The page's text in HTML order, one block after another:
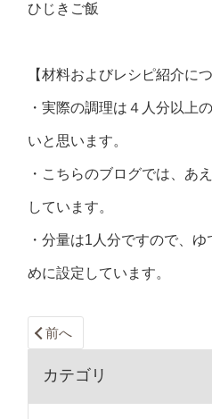
ひじきご飯
【材料およびレシピ紹介につ
・実際の調理は４人分以上
いと思います。
・こちらのブログでは、あ
しています。
・分量は1人分ですので、
めに設定しています。
前へ
カテゴリ